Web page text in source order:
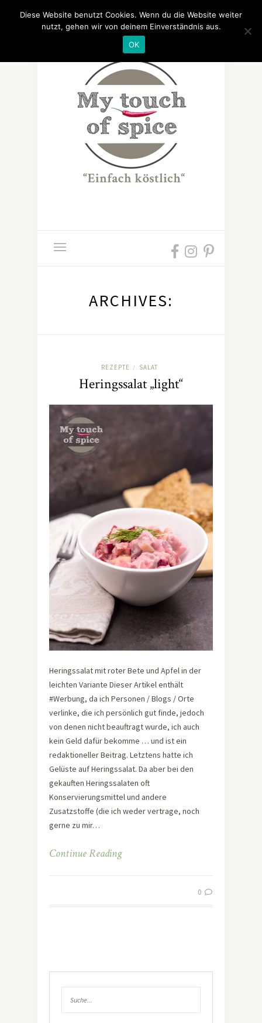
ARCHIVES:
REZEPTE / SALAT
Heringssalat „light“
Heringssalat mit roter Bete und Apfel in der
leichten Variante Dieser Artikel enthält
#Werbung, da ich Personen / Blogs / Orte
verlinke, die ich persönlich gut finde, jedoch
von denen nicht beauftragt wurde, ich auch
kein Geld dafür bekomme … und ist ein
redaktioneller Beitrag. Letztens hatte ich
Gelüste auf Heringssalat. Da aber bei den
gekauften Heringssalaten oft
Konservierungsmittel und andere
Zusatzstoffe (die ich weder vertrage, noch
gerne zu mir…
Continue Reading
0
Diese Website benutzt Cookies. Wenn du die Website weiter
nutzt, gehen wir von deinem Einverständnis aus.
OK